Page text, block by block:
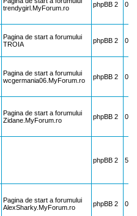
trendygirl.MyForum.ro
phpBB 2 0
Pagina de start a forumului
TROIA
phpBB 2 0
Pagina de start a forumului
wcgermania06.MyForum.ro
phpBB 2 0
Pagina de start a forumului
Zidane.MyForum.ro
phpBB 2 0
phpBB 2 5
Pagina de start a forumului
AlexSharky.MyForum.ro
phpBB 2 0